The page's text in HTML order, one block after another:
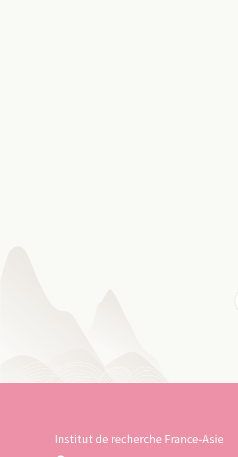
Institut de recherche France-Asie